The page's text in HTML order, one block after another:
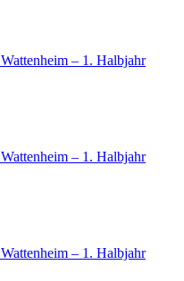
– 1. Halbjahr
– 1. Halbjahr
– 1. Halbjahr